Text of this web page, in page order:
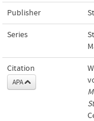
Publisher
Series
Citation
APA